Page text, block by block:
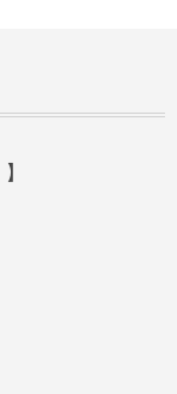
】